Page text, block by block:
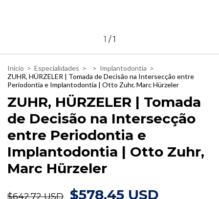
1 /1
Inicio > Especialidades > > Implantodontia >
ZUHR, HÜRZELER | Tomada de Decisão na Intersecção entre
Periodontia e Implantodontia | Otto Zuhr, Marc Hürzeler
ZUHR, HÜRZELER | Tomada
de Decisão na Intersecção
entre Periodontia e
Implantodontia | Otto Zuhr,
Marc Hürzeler
$642.72 USD $578.45 USD